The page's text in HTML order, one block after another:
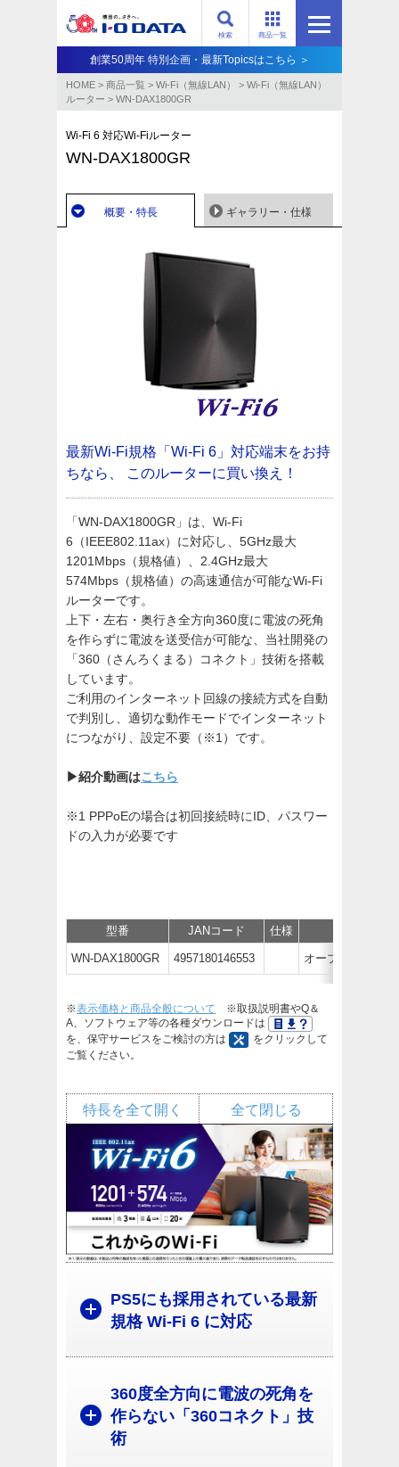
商品一覧
検索
創業50周年 特別企画・最新Topicsはこちら ＞
HOME > 商品一覧 > Wi-Fi（無線LAN） > Wi-Fi（無線LAN）
ルーター > WN-DAX1800GR
Wi-Fi 6 対応Wi-Fiルーター
WN-DAX1800GR
概要・特長 ギャラリー・仕様
最新Wi-Fi規格「Wi-Fi 6」対応端末をお持
ちなら、
このルーターに買い換え！
「WN-DAX1800GR」は、Wi-Fi
6（IEEE802.11ax）に対応し、5GHz最大
1201Mbps（規格値）、2.4GHz最大
574Mbps（規格値）の高速通信が可能なWi-Fi
ルーターです。
上下・左右・奥行き全方向360度に電波の死角
を作らずに電波を送受信が可能な、当社開発の
「360（さんろくまる）コネクト」技術を搭載
しています。
ご利用のインターネット回線の接続方式を自動
で判別し、適切な動作モードでインターネット
につながり、設定不要（※1）です。
▶紹介動画はこちら
※1 PPPoEの場合は初回接続時にID、パスワー
ドの入力が必要です
型番 JANコード 仕様
WN-DAX1800GR 4957180146553 オープン価格
※表示価格と商品全般について ※取扱説明書やQ＆
A、ソフトウェア等の各種ダウンロードは
を、保守サービスをご検討の方は
をクリックして
ご覧ください。
全て閉じる
特長を全て開く
PS5にも採用されている最新
規格 Wi-Fi 6 に対応
360度全方向に電波の死角を
作らない「360コネクト」技
術